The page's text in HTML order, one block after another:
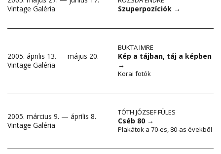
Vintage Galéria
Szuperpozíciók →
2005. április 13. — május 20.
Vintage Galéria
BUKTA IMRE
Kép a tájban, táj a képben
→
Korai fotók
2005. március 9. — április 8.
Vintage Galéria
TÓTH JÓZSEF FÜLES
Cséb 80 →
Plakátok a 70-es, 80-as évekből